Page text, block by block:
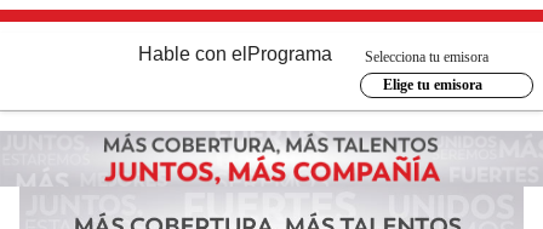
Hable con el Programa
Selecciona tu emisora
Elige tu emisora